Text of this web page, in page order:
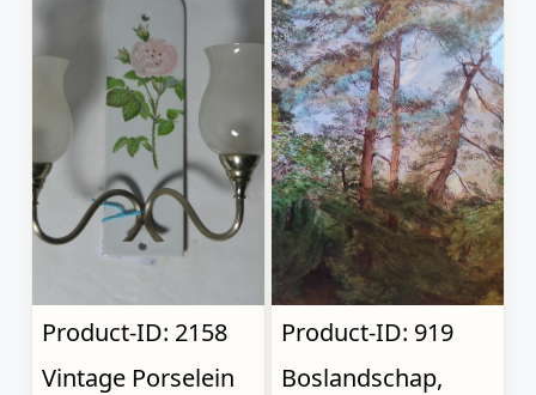
Product-ID: 2158
Vintage Porselein
Product-ID: 919
Boslandschap,